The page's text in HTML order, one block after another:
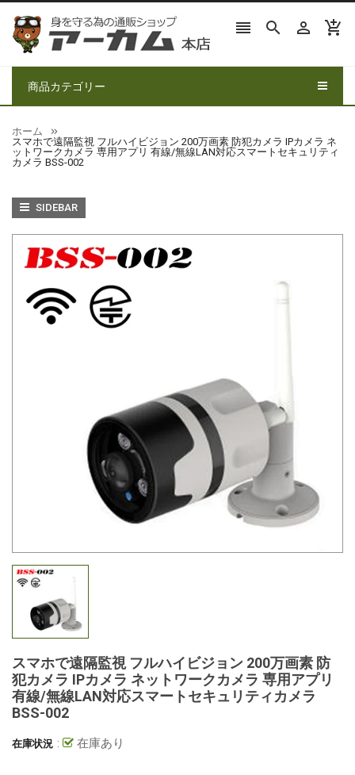
   
商品カテゴリー
ホーム
スマホで遠隔監視 フルハイビジョン 200万画素 防犯カメラ IPカメラ ネ
ットワークカメラ 専用アプリ 有線/無線LAN対応スマートセキュリティ
カメラ BSS-002
SIDEBAR
スマホで遠隔監視 フルハイビジョン 200万画素 防
犯カメラ IPカメラ ネットワークカメラ 専用アプリ
有線/無線LAN対応スマートセキュリティカメラ
BSS-002
在庫状況 : 在庫あり